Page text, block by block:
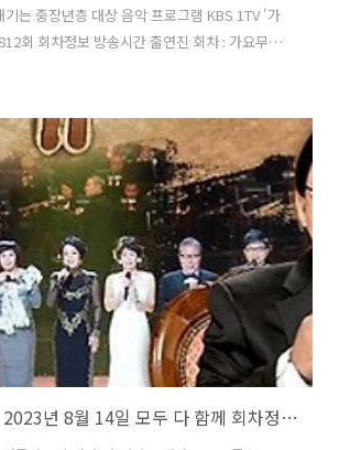
는 중장년층 대상 음악 프로그램 KBS 1TV '가
회 회차정보 방송시간 출연진 회차 : 가요무대
월 21일 시간 : 22:00 (밤 10시) 주제 : 힐링 가요
희, 윤항기, 배일호, 김용만, 윤태규 2. 가요무대
곡자 리스트 신유 마로니에 김양 소명 소유미
세환 김상희 윤항기 배일호 김용만 윤태규 01)
(원곡자 : 김상희) 02) 신유 - 일소일소 일노일노
가요무대 1811회 2023년 8월 14일 모두 다 함께 회차정보 방송시간 오늘 출연진 MC 사회자 김동건 방청신청 방법 주차 녹화시간